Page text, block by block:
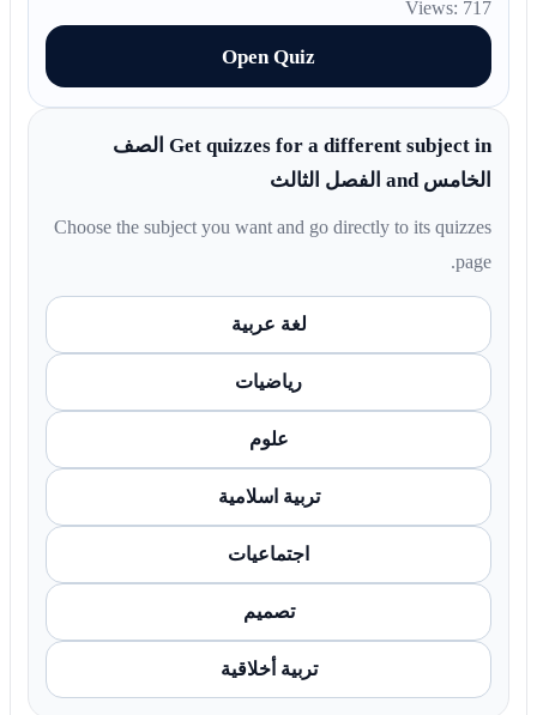
Views: 717
Open Quiz
Get quizzes for a different subject in الصف
الخامس and الفصل الثالث
Choose the subject you want and go directly to its quizzes
page.
لغة عربية
رياضيات
علوم
تربية اسلامية
اجتماعيات
تصميم
تربية أخلاقية